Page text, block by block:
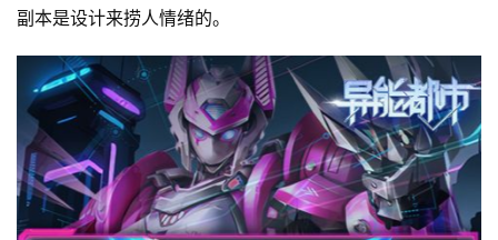
副本是设计来捞人情绪的。